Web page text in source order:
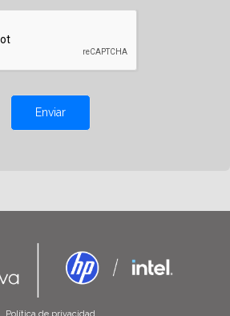
Enviar